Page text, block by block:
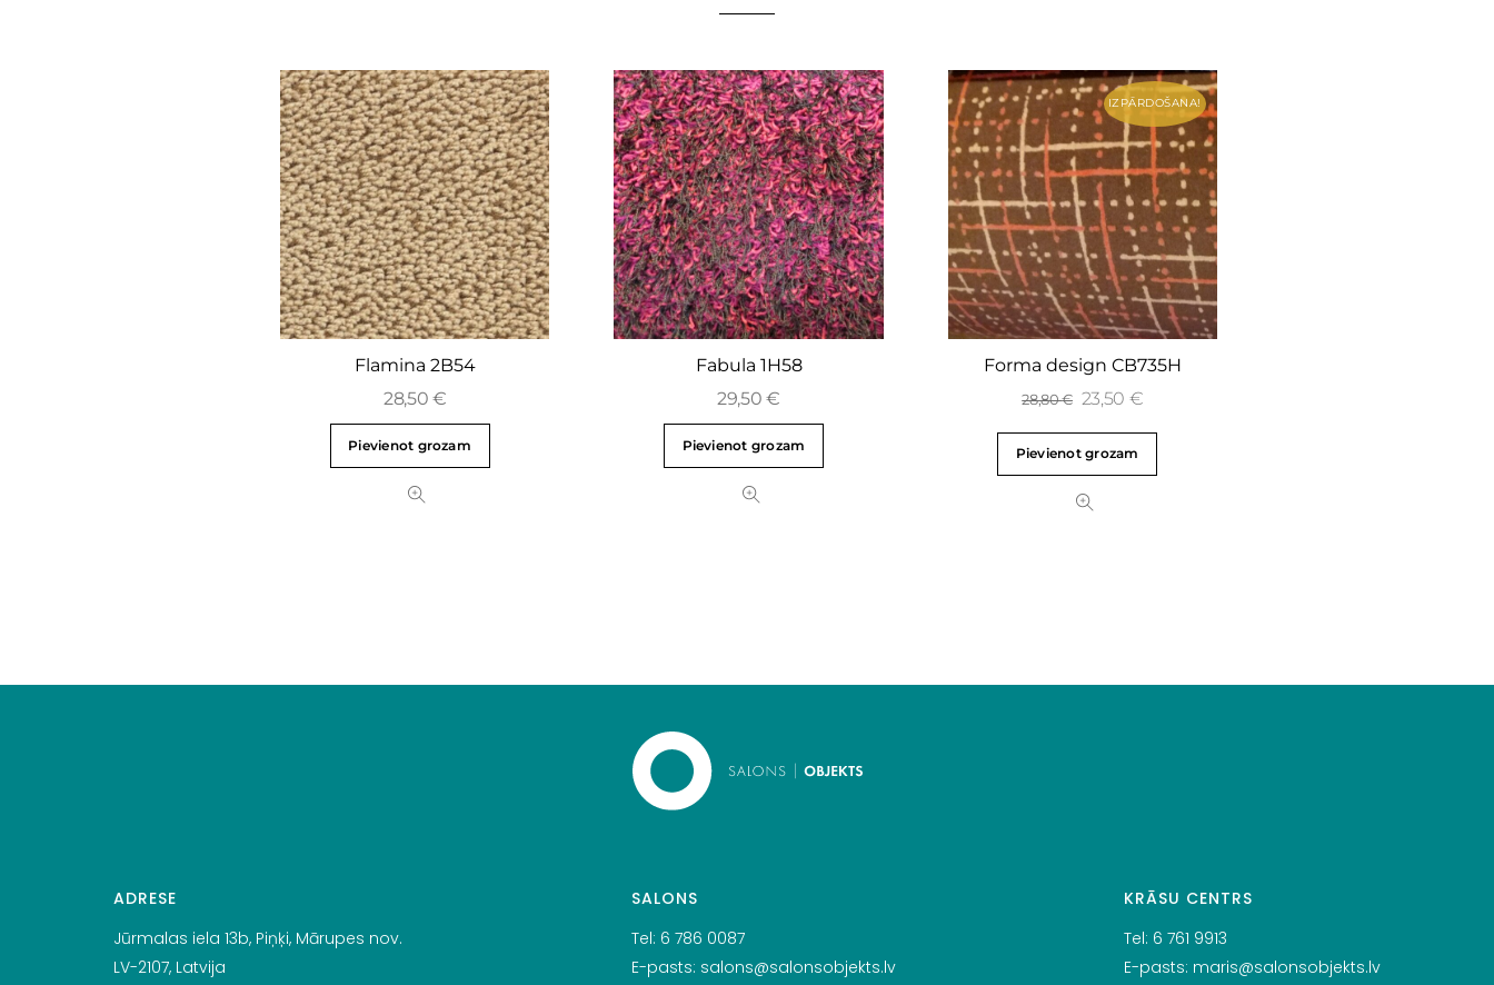
Flamina 2B54
28,50 €
Pievienot grozam
Fabula 1H58
29,50€
Pievienot grozam
IZPĀRDOŠANA!
Forma design CB735H
28,80€ 23,50 €
Pievienot grozam
ADRESE
Jūrmalas iela 13b, Piņķi, Mārupes nov.
LV-2107, Latvija
SALONS
Tel: 6 786 0087
E-pasts: salons@salonsobjekts.lv
KRĀSU CENTRS
Tel: 6 761 9913
E-pasts: maris@salonsobjekts.lv